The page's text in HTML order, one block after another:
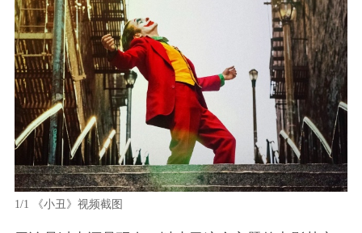
1/1 《小丑》视频截图